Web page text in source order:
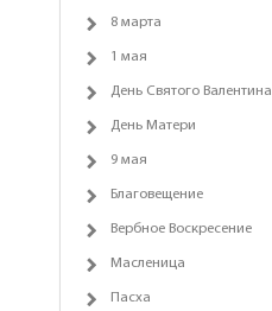
8 марта
1 мая
День Святого Валентина
День Матери
9 мая
Благовещение
Вербное Воскресение
Масленица
Пасха